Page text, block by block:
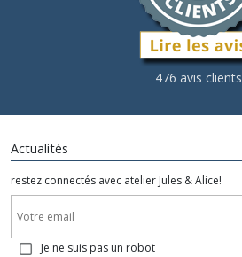
476 avis clients
Actualités
restez connectés avec atelier Jules & Alice!
Je ne suis pas un robot